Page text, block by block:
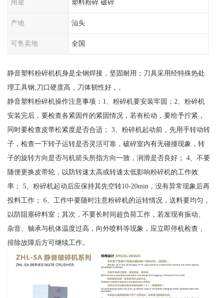
用途 塑料粉碎 破碎
产地 汕头
可售卖地 全国
静音塑料粉碎机机身是全钢焊接，坚固耐用；刀具采用经特殊热处
理工具钢,刀口硬度高，刀体韧性好，。
静音塑料粉碎机操作注意事项：1、粉碎机要安装牢固；2、粉碎机
安装完后，要检查各紧固件的紧固情况，若有松动，要给予拧紧，
同时要检查皮带松紧度是否合适； 3、粉碎机起动前，先用手转动转
子，检查一下转子运转是否灵活可靠，破碎室内有无碰撞现象，转
子的旋转方向是否与机箭头所指方向一致，润滑是否良好； 4、不要
随便更换皮带轮，以防转速太高或转速太低影响粉碎机的工作效
率； 5、粉碎机起动后应保持其先空转10-20min，没有异常现象后再
投料工作； 6、工作中要随时注意粉碎机的运转情况，送料要均匀，
以防阻塞碎料室；其次，不要长时间超负荷工作，若发现有振动、
杂音、轴承与机体温度过高，向外喷料等现象，应立即停机检查，
排除故障后方可继续工作。